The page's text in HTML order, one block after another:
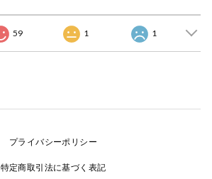
59 1 1
プライバシーポリシー
特定商取引法に基づく表記